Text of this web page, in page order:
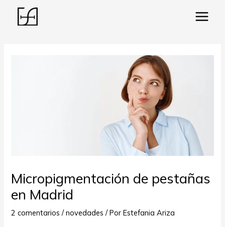
Main
Micropigmentación de pestañas
en Madrid
2 comentarios /novedades / PorEstefania Ariza